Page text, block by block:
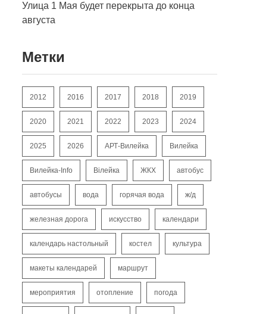
Улица 1 Мая будет перекрыта до конца
августа
Метки
2012 2016 2017 2018 2019
2020 2021 2022 2023 2024
2025 2026 АРТ-Вилейка Вилейка
Вилейка-Info Вілейка ЖКХ автобус
автобусы вода горячая вода ж/д
железная дорога искусство календари
календарь настольный костел культура
макеты календарей маршрут
мероприятия отопление погода